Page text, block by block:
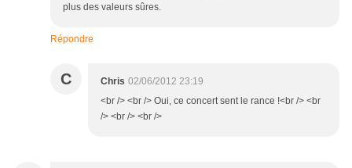
plus des valeurs sûres.
Répondre
C Chris 02/06/2012 23:19
<br /> <br /> Oui, ce concert sent le rance !<br /> <br
/> <br /> <br />